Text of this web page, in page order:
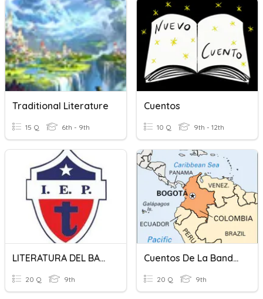
Traditional Literature
15 Q 6th - 9th
Cuentos
10 Q 9th - 12th
LITERATURA DEL BARROCO
20 Q 9th
Cuentos De La Banda: Cuento 11
20 Q 9th